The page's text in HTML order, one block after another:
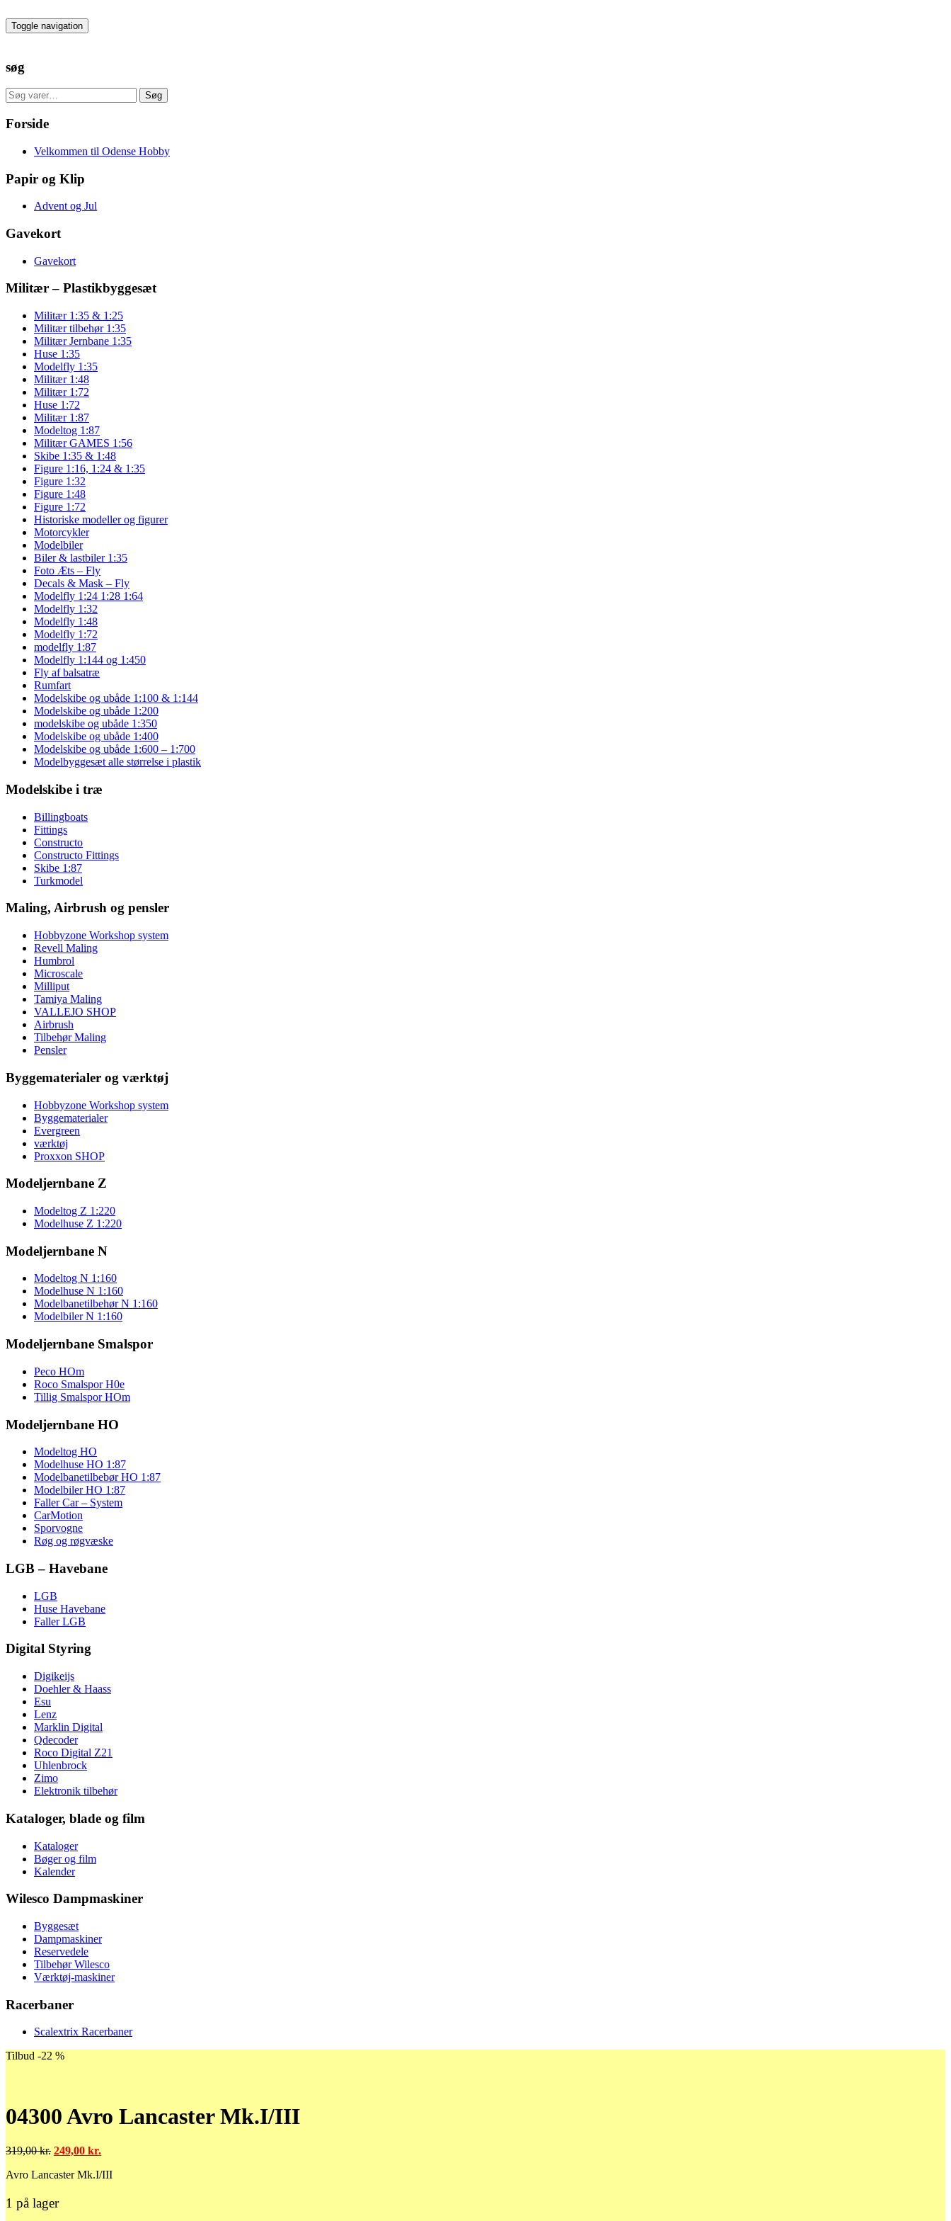
to
the
Toggle navigation
søg
Søg
efter:
Søg
Forside
Velkommen til Odense Hobby
Papir og Klip
Advent og Jul
Gavekort
Gavekort
Militær – Plastikbyggesæt
Militær 1:35 & 1:25
Militær tilbehør 1:35
Militær Jernbane 1:35
Huse 1:35
Modelfly 1:35
Militær 1:48
Militær 1:72
Huse 1:72
Militær 1:87
Modeltog 1:87
Militær GAMES 1:56
Skibe 1:35 & 1:48
Figure 1:16, 1:24 & 1:35
Figure 1:32
Figure 1:48
Figure 1:72
Historiske modeller og figurer
Motorcykler
Modelbiler
Biler & lastbiler 1:35
Foto Æts – Fly
Decals & Mask – Fly
Modelfly 1:24 1:28 1:64
Modelfly 1:32
Modelfly 1:48
Modelfly 1:72
modelfly 1:87
Modelfly 1:144 og 1:450
Fly af balsatræ
Rumfart
Modelskibe og ubåde 1:100 & 1:144
Modelskibe og ubåde 1:200
modelskibe og ubåde 1:350
Modelskibe og ubåde 1:400
Modelskibe og ubåde 1:600 – 1:700
Modelbyggesæt alle størrelse i plastik
Modelskibe i træ
Billingboats
Fittings
Constructo
Constructo Fittings
Skibe 1:87
Turkmodel
Maling, Airbrush og pensler
Hobbyzone Workshop system
Revell Maling
Humbrol
Microscale
Milliput
Tamiya Maling
VALLEJO SHOP
Airbrush
Tilbehør Maling
Pensler
Byggematerialer og værktøj
Hobbyzone Workshop system
Byggematerialer
Evergreen
værktøj
Proxxon SHOP
Modeljernbane Z
Modeltog Z 1:220
Modelhuse Z 1:220
Modeljernbane N
Modeltog N 1:160
Modelhuse N 1:160
Modelbanetilbehør N 1:160
Modelbiler N 1:160
Modeljernbane Smalspor
Peco HOm
Roco Smalspor H0e
Tillig Smalspor HOm
Modeljernbane HO
Modeltog HO
Modelhuse HO 1:87
Modelbanetilbebør HO 1:87
Modelbiler HO 1:87
Faller Car – System
CarMotion
Sporvogne
Røg og røgvæske
LGB – Havebane
LGB
Huse Havebane
Faller LGB
Digital Styring
Digikeijs
Doehler & Haass
Esu
Lenz
Marklin Digital
Qdecoder
Roco Digital Z21
Uhlenbrock
Zimo
Elektronik tilbehør
Kataloger, blade og film
Kataloger
Bøger og film
Kalender
Wilesco Dampmaskiner
Byggesæt
Dampmaskiner
Reservedele
Tilbehør Wilesco
Værktøj-maskiner
Racerbaner
Scalextrix Racerbaner
Tilbud -22 %
04300 Avro Lancaster Mk.I/III
319,00kr. Den
pris
319,00 kr..
249,00 kr.
pris
Avro Lancaster Mk.I/III
1 på lager